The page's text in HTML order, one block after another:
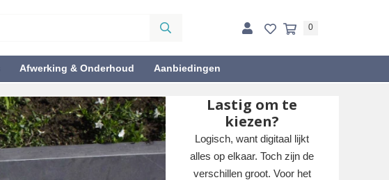
0
Afwerking & Onderhoud Aanbiedingen
Lastig om te
kiezen?
Logisch, want digitaal lijkt
alles op elkaar. Toch zijn de
verschillen groot. Voor het